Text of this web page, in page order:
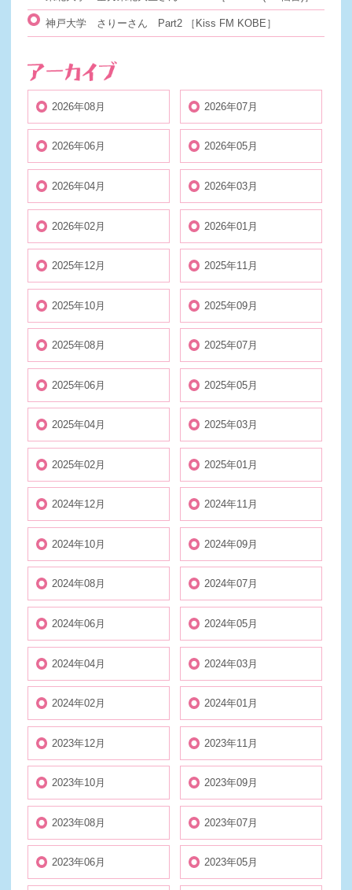
神戸大学 さりーさん Part2 ［Kiss FM KOBE］
2026年08月 2026年07月
2026年06月 2026年05月
2026年04月 2026年03月
2026年02月 2026年01月
2025年12月 2025年11月
2025年10月 2025年09月
2025年08月 2025年07月
2025年06月 2025年05月
2025年04月 2025年03月
2025年02月 2025年01月
2024年12月 2024年11月
2024年10月 2024年09月
2024年08月 2024年07月
2024年06月 2024年05月
2024年04月 2024年03月
2024年02月 2024年01月
2023年12月 2023年11月
2023年10月 2023年09月
2023年08月 2023年07月
2023年06月 2023年05月